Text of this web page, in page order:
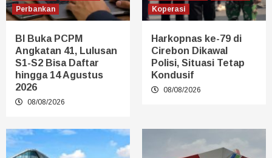
Perbankan
BI Buka PCPM
Angkatan 41, Lulusan
S1-S2 Bisa Daftar
hingga 14 Agustus
2026
08/08/2026
Koperasi
Harkopnas ke-79 di
Cirebon Dikawal
Polisi, Situasi Tetap
Kondusif
08/08/2026